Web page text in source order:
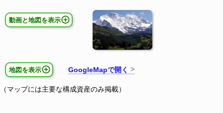
動画と地図を表示
地図を表示 GoogleMapで開く
（マップには主要な構成資産のみ掲載）